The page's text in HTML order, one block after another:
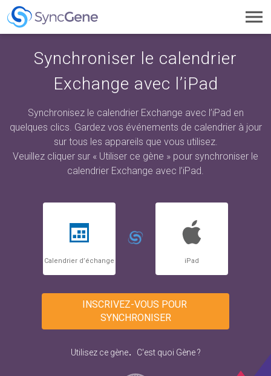
Synchroniser le calendrier
Exchange avec l’iPad
Synchronisez le calendrier Exchange avec l’iPad en
quelques clics. Gardez vos événements de calendrier à jour
sur tous les appareils que vous utilisez.
Veuillez cliquer sur « Utiliser ce gène » pour synchroniser le
calendrier Exchange avec l’iPad.
Calendrier d’échange iPad
INSCRIVEZ-VOUS POUR
SYNCHRONISER
Utilisez ce gène. C'est quoi Gène ?